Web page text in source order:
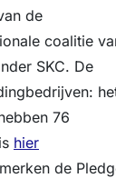
de
coalitie
SKC. De
76
hier
de